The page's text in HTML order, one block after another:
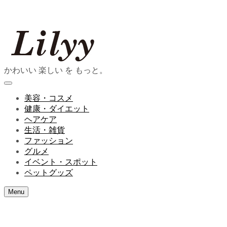
かわいい 楽しい を もっと。
美容・コスメ
健康・ダイエット
ヘアケア
生活・雑貨
ファッション
グルメ
イベント・スポット
ペットグッズ
Menu